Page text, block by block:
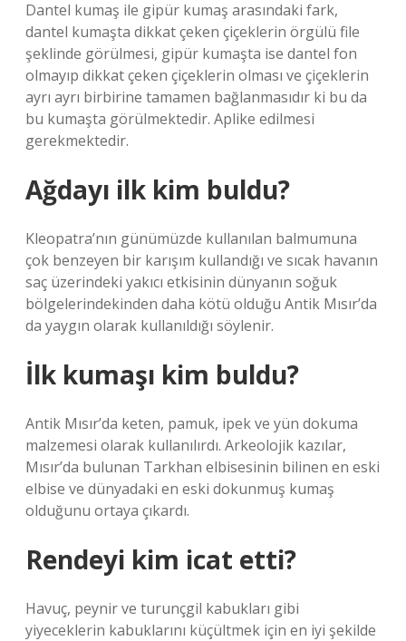
Dantel kumaş ile gipür kumaş arasındaki fark,
dantel kumaşta dikkat çeken çiçeklerin örgülü file
şeklinde görülmesi, gipür kumaşta ise dantel fon
olmayıp dikkat çeken çiçeklerin olması ve çiçeklerin
ayrı ayrı birbirine tamamen bağlanmasıdır ki bu da
bu kumaşta görülmektedir. Aplike edilmesi
gerekmektedir.
Ağdayı ilk kim buldu?
Kleopatra’nın günümüzde kullanılan balmumuna
çok benzeyen bir karışım kullandığı ve sıcak havanın
saç üzerindeki yakıcı etkisinin dünyanın soğuk
bölgelerindekinden daha kötü olduğu Antik Mısır’da
da yaygın olarak kullanıldığı söylenir.
İlk kumaşı kim buldu?
Antik Mısır’da keten, pamuk, ipek ve yün dokuma
malzemesi olarak kullanılırdı. Arkeolojik kazılar,
Mısır’da bulunan Tarkhan elbisesinin bilinen en eski
elbise ve dünyadaki en eski dokunmuş kumaş
olduğunu ortaya çıkardı.
Rendeyi kim icat etti?
Havuç, peynir ve turunçgil kabukları gibi
yiyeceklerin kabuklarını küçültmek için en iyi şekilde